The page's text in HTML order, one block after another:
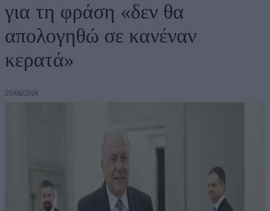
για τη φράση «δεν θα
απολογηθώ σε κανέναν
κερατά»
25/06/2026